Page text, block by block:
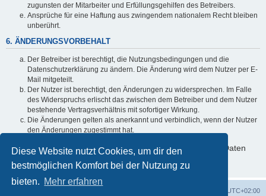
Diese Website nutzt Cookies, um dir den
bestmöglichen Komfort bei der Nutzung zu
bieten. Mehr erfahren
zugunsten der Mitarbeiter und Erfüllungsgehilfen des Betreibers.
Ansprüche für eine Haftung aus zwingendem nationalem Recht bleiben
unberührt.
6. ÄNDERUNGSVORBEHALT
Der Betreiber ist berechtigt, die Nutzungsbedingungen und die
Datenschutzerklärung zu ändern. Die Änderung wird dem Nutzer per E-
Mail mitgeteilt.
Der Nutzer ist berechtigt, den Änderungen zu widersprechen. Im Falle
des Widerspruchs erlischt das zwischen dem Betreiber und dem Nutzer
bestehende Vertragsverhältnis mit sofortiger Wirkung.
Die Änderungen gelten als anerkannt und verbindlich, wenn der Nutzer
den Änderungen zugestimmt hat.
Informationen über den Umgang mit deinen persönlichen Daten
sind in der Datenschutzerklärung enthalten.
UTC+02:00